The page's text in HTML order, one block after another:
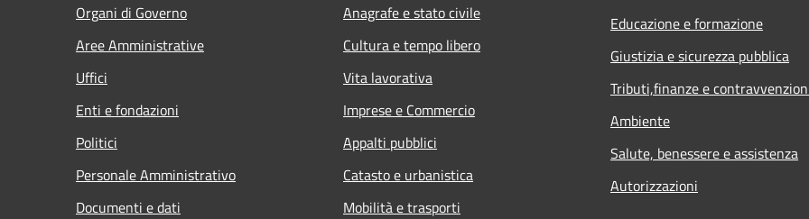
Organi di Governo
Aree Amministrative
Uffici
Enti e fondazioni
Politici
Personale Amministrativo
Documenti e dati
Anagrafe e stato civile
Cultura e tempo libero
Vita lavorativa
Imprese e Commercio
Appalti pubblici
Catasto e urbanistica
Mobilità e trasporti
Educazione e formazione
Giustizia e sicurezza pubblica
Tributi,finanze e
Ambiente
Salute, benessere e assistenza
Autorizzazioni